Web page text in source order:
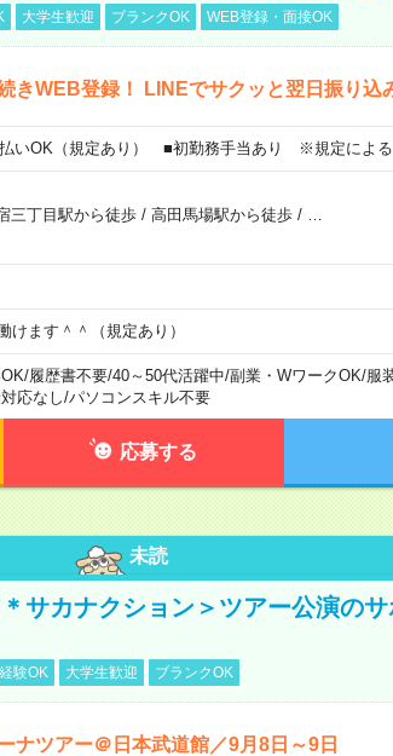
大学生歓迎 ブランクOK WEB登録・面接OK
きWEB登録！ LINEでサクッと翌日振り込
いOK（規定あり） ■初勤務手当あり ※規定による
三丁目駅から徒歩/ 高田馬場駅から徒歩/
ます＾＾（規定あり）
/履歴書不要/40～50代活躍中/副業・WワークOK/服
応なし/パソコンスキル不要
応募する
未読
サカナクション＞ツアー公演のサ
験OK 大学生歓迎 ブランクOK
ナツアー＠日本武道館／9月8日～9日